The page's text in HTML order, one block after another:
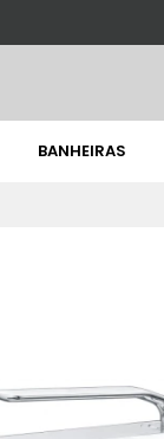
BANHEIRAS